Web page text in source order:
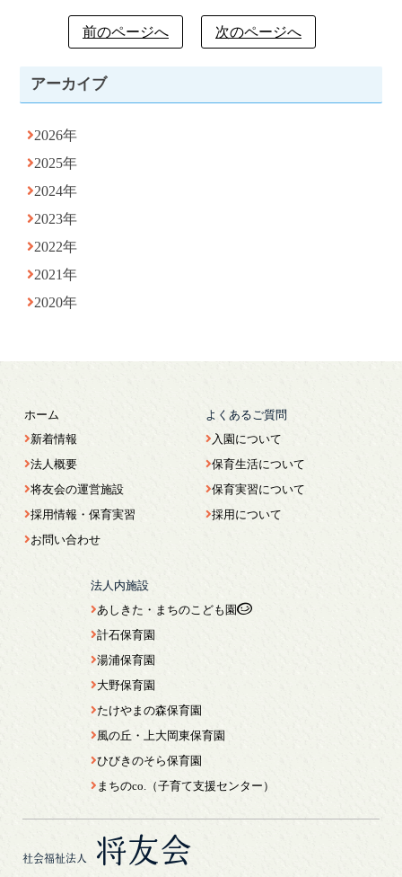
アーカイブ
2026年
2025年
2024年
2023年
2022年
2021年
2020年
前のページへ 次のページへ
社会福祉法人 将友会
ホーム
新着情報
法人概要
将友会の運営施設
採用情報・保育実習
お問い合わせ
よくあるご質問
入園について
保育生活について
保育実習について
採用について
法人内施設
あしきた・まちのこども園
計石保育園
湯浦保育園
大野保育園
たけやまの森保育園
風の丘・上大岡東保育園
ひびきのそら保育園
まちのco.（子育て支援センター）